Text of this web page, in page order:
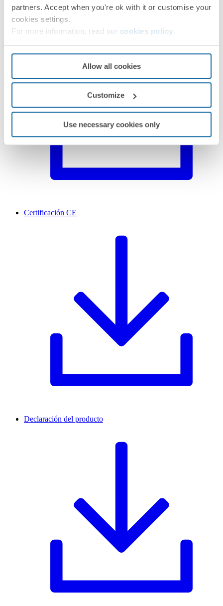
partners. Accept when you're ok with it or customise your
cookies settings.
For more information, read our cookies policy
Allow all cookies
Customize
Use necessary cookies only
Ficha técnicaPDF
Certificación CE
Declaración del producto